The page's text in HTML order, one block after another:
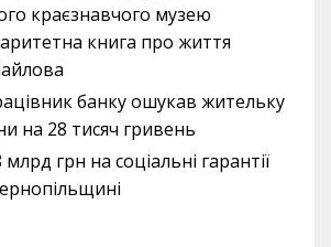
краєзнавчого музею
книга про життя
банку ошукав жительку
на 28 тисяч гривень
грн на соціальні гарантії